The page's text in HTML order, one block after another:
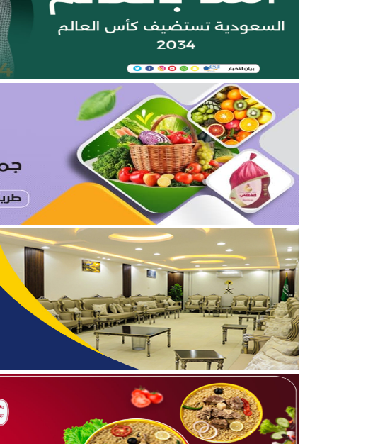
بالصور.. محمد بن سعود رقاد الرويلي
04/08/2026تعيين الأستاذ ياسر بن حامد بن مدوح
04/08/2026
أمر سامٍ بتعيين حميد بن مران
04/08/2026نائب أمير الحدود الشمالية يطّلع على
04/08/2026برعاية أمير الحدود الشمالية.. نائب أمير
03/08/2026جمعية مجيد لتحفيظ القرآن بطريف تعلن
05/08/2026بالفيديو والصور .. نادي أيتام طريف